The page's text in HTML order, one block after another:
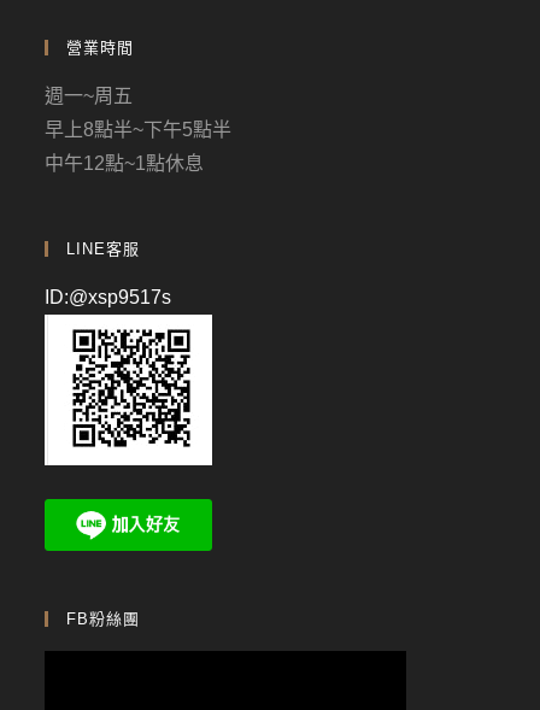
營業時間
週一~周五
早上8點半~下午5點半
中午12點~1點休息
LINE客服
ID:@xsp9517s
FB粉絲團